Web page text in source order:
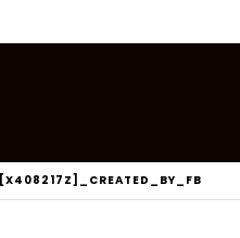
[X408217Z]_CREATED_BY_FB